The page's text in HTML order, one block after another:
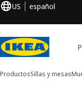
US español
ProductosSillas y mesas